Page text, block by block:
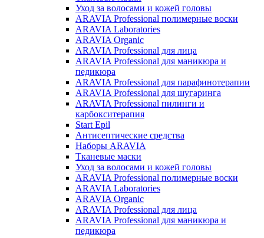
Уход за волосами и кожей головы
ARAVIA Professional полимерные воски
ARAVIA Laboratories
ARAVIA Organic
ARAVIA Professional для лица
ARAVIA Professional для маникюра и
педикюра
ARAVIA Professional для парафинотерапии
ARAVIA Professional для шугаринга
ARAVIA Professional пилинги и
карбокситерапия
Start Epil
Антисептические средства
Наборы ARAVIA
Тканевые маски
Уход за волосами и кожей головы
ARAVIA Professional полимерные воски
ARAVIA Laboratories
ARAVIA Organic
ARAVIA Professional для лица
ARAVIA Professional для маникюра и
педикюра